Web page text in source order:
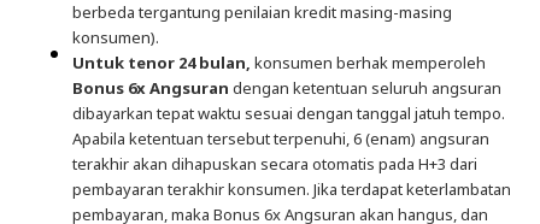
berbeda tergantung penilaian kredit masing-masing
konsumen).
Untuk tenor 24 bulan, konsumen berhak memperoleh
Bonus 6x Angsuran dengan ketentuan seluruh angsuran
dibayarkan tepat waktu sesuai dengan tanggal jatuh tempo.
Apabila ketentuan tersebut terpenuhi, 6 (enam) angsuran
terakhir akan dihapuskan secara otomatis pada H+3 dari
pembayaran terakhir konsumen. Jika terdapat keterlambatan
pembayaran, maka Bonus 6x Angsuran akan hangus, dan